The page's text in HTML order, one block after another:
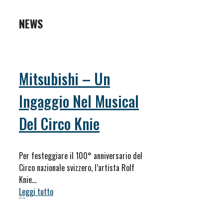
NEWS
Mitsubishi – Un
Ingaggio Nel Musical
Del Circo Knie
Per festeggiare il 100° anniversario del
Circo nazionale svizzero, l’artista Rolf
Knie…
Leggi tutto